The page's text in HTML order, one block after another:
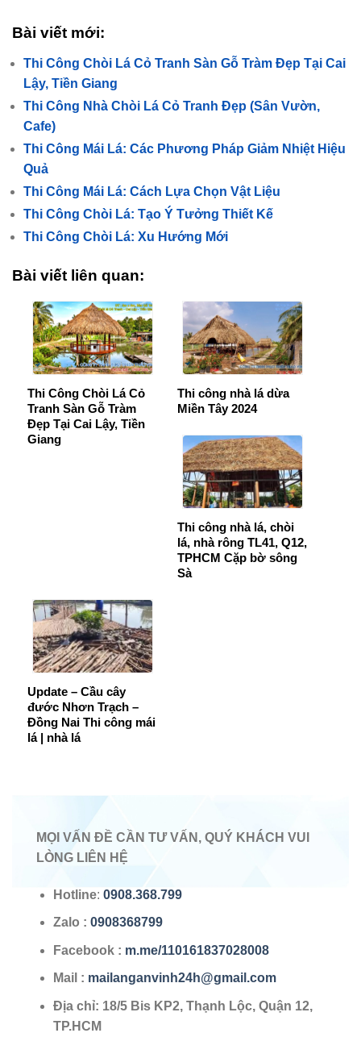
Bài viết mới:
Thi Công Chòi Lá Cỏ Tranh Sàn Gỗ Tràm Đẹp Tại Cai
Lậy, Tiền Giang
Thi Công Nhà Chòi Lá Cỏ Tranh Đẹp (Sân Vườn,
Cafe)
Thi Công Mái Lá: Các Phương Pháp Giảm Nhiệt Hiệu
Quả
Thi Công Mái Lá: Cách Lựa Chọn Vật Liệu
Thi Công Chòi Lá: Tạo Ý Tưởng Thiết Kế
Thi Công Chòi Lá: Xu Hướng Mới
Bài viết liên quan:
Thi Công Chòi Lá Cỏ
Tranh Sàn Gỗ Tràm
Đẹp Tại Cai Lậy, Tiền
Giang
Thi công nhà lá dừa
Miền Tây 2024
Thi công nhà lá, chòi
lá, nhà rông TL41, Q12,
TPHCM Cặp bờ sông
Sà
Update – Cầu cây
đước Nhơn Trạch –
Đồng Nai Thi công mái
lá | nhà lá
MỌI VẤN ĐỀ CẦN TƯ VẤN, QUÝ KHÁCH VUI
LÒNG LIÊN HỆ
Hotline: 0908.368.799
Zalo : 0908368799
Facebook : m.me/110161837028008
Mail : mailanganvinh24h@gmail.com
Địa chỉ: 18/5 Bis KP2, Thạnh Lộc, Quận 12,
TP.HCM